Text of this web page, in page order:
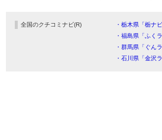
全国のクチコミナビ(R) ・栃木県「栃ナビ
・福島県「ふくラ
・群馬県「ぐんラ
・石川県「金沢ラ